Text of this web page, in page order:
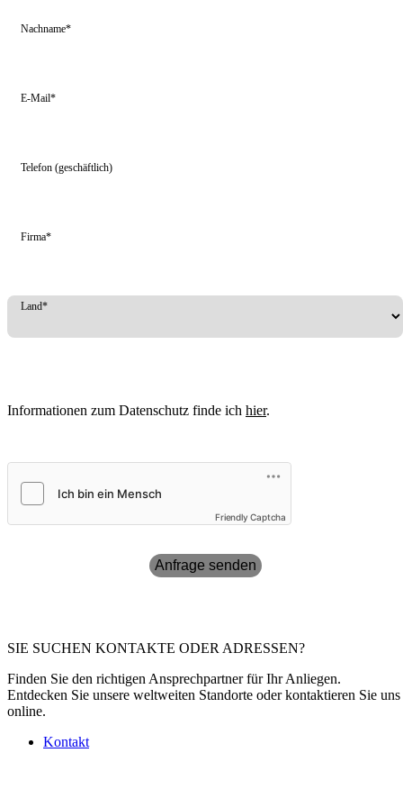
Nachname*
E-Mail*
Telefon (geschäftlich)
Firma*
Land*
Informationen zum Datenschutz finde ich hier.
Friendly Captcha
Anfrage senden
SIE SUCHEN KONTAKTE ODER ADRESSEN?
Finden Sie den richtigen Ansprechpartner für Ihr Anliegen.
Entdecken Sie unsere weltweiten Standorte oder kontaktieren Sie uns
online.
Kontakt